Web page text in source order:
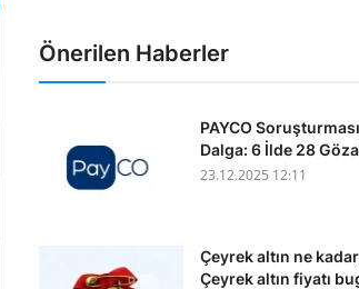
Önerilen Haberler
PAYCO
Dalga: 6 İlde 28
23.12.2025 12:11
Çeyrek altın ne
Çeyrek altın fiyatı